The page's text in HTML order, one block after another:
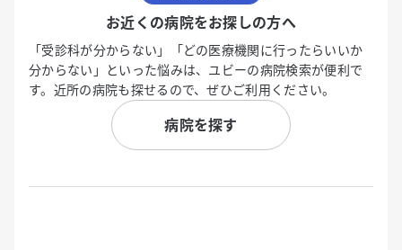
お近くの病院をお探しの方へ
「受診科が分からない」「どの医療機関に行ったらいいか
分からない」といった悩みは、ユビーの病院検索が便利で
す。近所の病院も探せるので、ぜひご利用ください。
病院を探す